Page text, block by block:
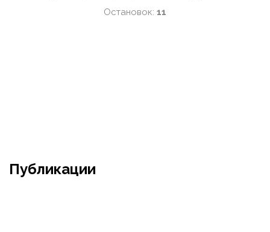
Остановок: 11
Публикации